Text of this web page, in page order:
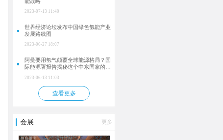
能战略
2023-07-13 11:40
世界经济论坛发布中国绿色氢能产业
发展路线图
2023-06-27 18:07
阿曼要用氢气颠覆全球能源格局？国
际能源署报告揭秘这个中东国家的惊
2023-06-13 11:03
查看更多
会展 更多